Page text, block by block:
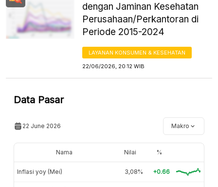
dengan Jaminan Kesehatan
Perusahaan/Perkantoran di
Periode 2015-2024
LAYANAN KONSUMEN & KESEHATAN
22/06/2026, 20:12 WIB
Data Pasar
22 June 2026 Makro
Nama Nilai %
Inflasi yoy (Mei) 3,08% +0.66